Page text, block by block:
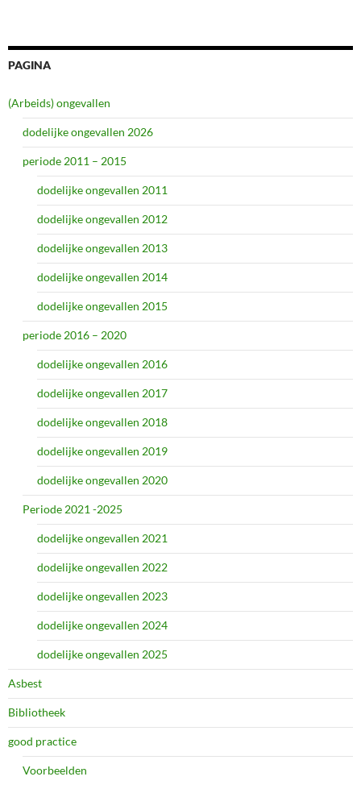
PAGINA
(Arbeids) ongevallen
dodelijke ongevallen 2026
periode 2011 – 2015
dodelijke ongevallen 2011
dodelijke ongevallen 2012
dodelijke ongevallen 2013
dodelijke ongevallen 2014
dodelijke ongevallen 2015
periode 2016 – 2020
dodelijke ongevallen 2016
dodelijke ongevallen 2017
dodelijke ongevallen 2018
dodelijke ongevallen 2019
dodelijke ongevallen 2020
Periode 2021 -2025
dodelijke ongevallen 2021
dodelijke ongevallen 2022
dodelijke ongevallen 2023
dodelijke ongevallen 2024
dodelijke ongevallen 2025
Asbest
Bibliotheek
good practice
Voorbeelden